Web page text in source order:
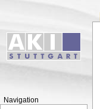
Navigation